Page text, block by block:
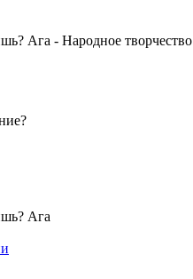
Ага - Народное творчество
Ага